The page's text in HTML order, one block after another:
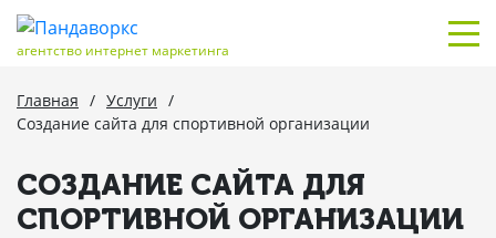
агентство интернет маркетинга
Главная / Услуги /
Создание сайта для спортивной организации
СОЗДАНИЕ САЙТА ДЛЯ
СПОРТИВНОЙ ОРГАНИЗАЦИИ